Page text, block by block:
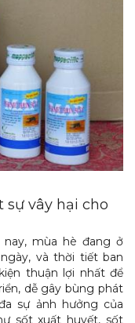
vây hại cho
mùa hè đang ở
và thời tiết ban
thuận lợi nhất để
dễ gây bùng phát
sự ảnh hưởng của
sốt xuất huyết, sốt